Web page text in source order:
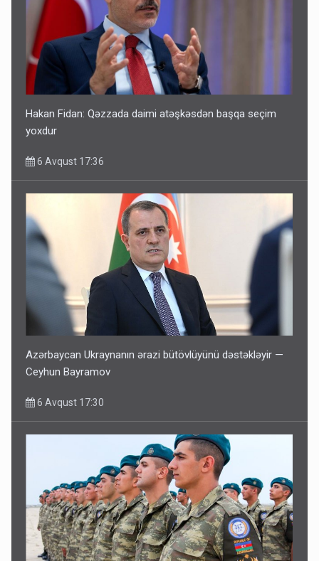
Hakan Fidan: Qəzzada daimi atəşkəsdən başqa seçim
yoxdur
6 Avqust 17:36
Azərbaycan Ukraynanın ərazi bütövlüyünü dəstəkləyir —
Ceyhun Bayramov
6 Avqust 17:30